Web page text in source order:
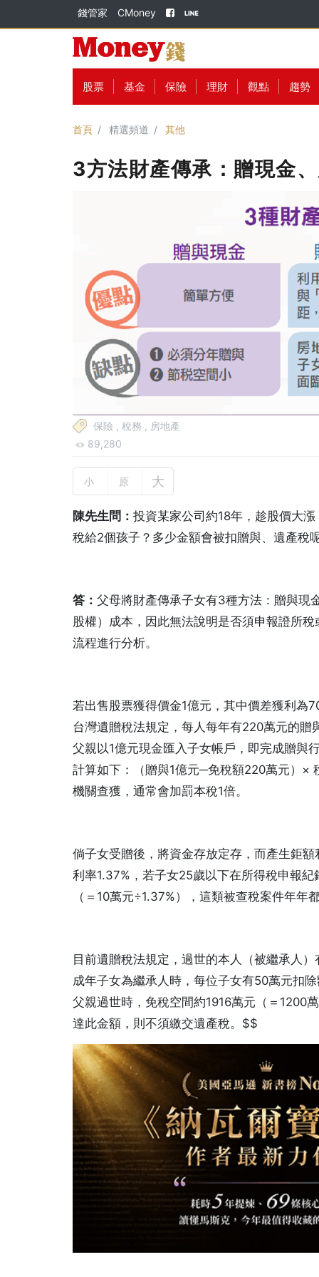
錢管家 CMoney
股票 基金 保險 理財 觀點 趨勢
首頁 精選頻道 其他
3方法財產傳承：贈現金
保險 , 稅務 , 房地產
89,280
小 原 大
陳先生問： 投資某家公司約18年，趁股價大
稅給2個孩子？多少金額會被扣贈與、遺產稅
答： 父母將財產傳承子女有3種方法：贈與現
股權）成本，因此無法說明是否須申報證所
流程進行分析。
若出售股票獲得價金1億元，其中價差獲利為
台灣遺贈稅法規定，每人每年有220萬元的
父親以1億元現金匯入子女帳戶，即完成贈與
計算如下：（贈與1億元─免稅額220萬元）×
機關查獲，通常會加罰本稅1倍。
倘子女受贈後，將資金存放定存，而產生鉅
利率1.37%，若子女25歲以下在所得稅申報
（＝10萬元÷1.37%），這類被查稅案件年年
目前遺贈稅法規定，過世的本人（被繼承人
成年子女為繼承人時，每位子女有50萬元扣
父親過世時，免稅空間約1916萬元（＝1200
達此金額，則不須繳交遺產稅。$$